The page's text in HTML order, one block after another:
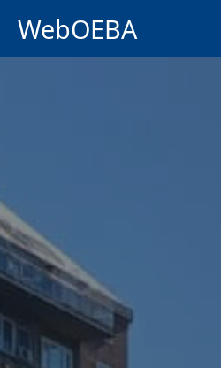
WebOEBA